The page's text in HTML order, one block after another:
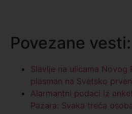
Povezane vesti:
Slavlje na ulicama Novog
plasman na Svetsko
Alarmantni podaci iz
Pazara: Svaka treća